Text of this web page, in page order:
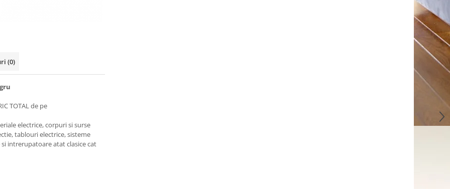
(0)
TOTAL de pe
electrice, corpuri si surse
tablouri electrice, sisteme
intrerupatoare atat clasice cat